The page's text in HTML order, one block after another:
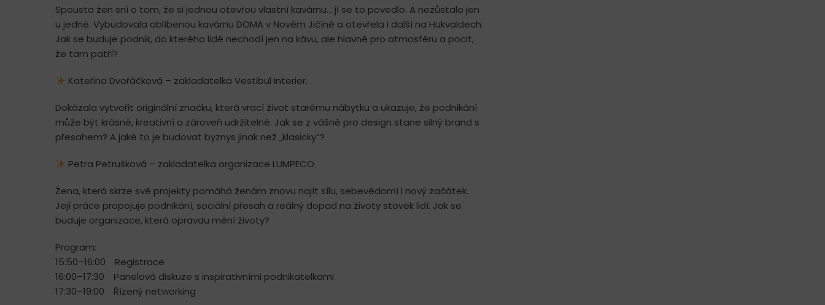
Spousta žen sní o tom, že si jednou otevřou vlastní kavárnu… jí se to povedlo. A nezůstalo jen
u jedné. Vybudovala oblíbenou kavárnu DOMA v Novém Jičíně a otevřela i další na Hukvaldech.
Jak se buduje podnik, do kterého lidé nechodí jen na kávu, ale hlavně pro atmosféru a pocit,
že tam patří?
Kateřina Dvořáčková – zakladatelka Vestibul Interier.
Dokázala vytvořit originální značku, která vrací život starému nábytku a ukazuje, že podnikání
může být krásné, kreativní a zároveň udržitelné. Jak se z vášně pro design stane silný brand s
přesahem? A jaké to je budovat byznys jinak než „klasicky“?
Petra Petrušková – zakladatelka organizace LUMPECO.
Žena, která skrze své projekty pomáhá ženám znovu najít sílu, sebevědomí i nový začátek.
Její práce propojuje podnikání, sociální přesah a reálný dopad na životy stovek lidí. Jak se
buduje organizace, která opravdu mění životy?
Program:
15:50–16:00 Registrace
16:00–17:30 Panelová diskuze s inspirativními podnikatelkami
17:30–19:00 Řízený networking